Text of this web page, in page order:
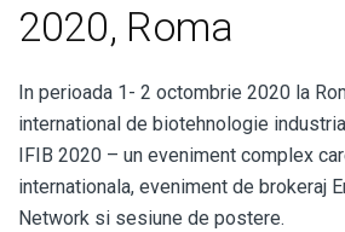
2020, Roma
In perioada 1- 2 octombrie 2020 la
international de biotehnologie
IFIB 2020 – un eveniment complex
internationala, eveniment de brokeraj
Network si sesiune de postere.